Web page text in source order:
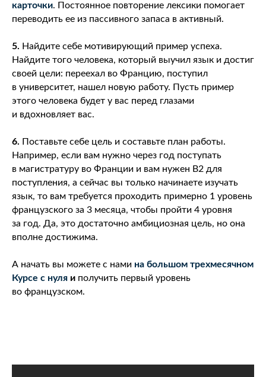
карточки. Постоянное повторение лексики помогает
переводить ее из пассивного запаса в активный.
5. Найдите себе мотивирующий пример успеха.
Найдите того человека, который выучил язык и достиг
своей цели: переехал во Францию, поступил
в университет, нашел новую работу. Пусть пример
этого человека будет у вас перед глазами
и вдохновляет вас.
6. Поставьте себе цель и составьте план работы.
Например, если вам нужно через год поступать
в магистратуру во Франции и вам нужен В2 для
поступления, а сейчас вы только начинаете изучать
язык, то вам требуется проходить примерно 1 уровень
французского за 3 месяца, чтобы пройти 4 уровня
за год. Да, это достаточно амбициозная цель, но она
вполне достижима.
А начать вы можете с нами на большом трехмесячном
Курсе с нуля и получить первый уровень
во французском.